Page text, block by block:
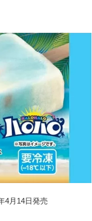
4月14日発売